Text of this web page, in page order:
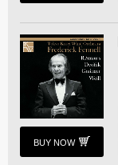
BUY NOW